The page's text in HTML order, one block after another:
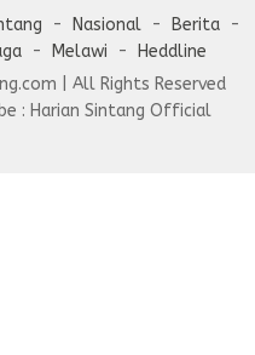
Nasional
Berita
Melawi
Heddline
| All Rights Reserved
: Harian Sintang Official